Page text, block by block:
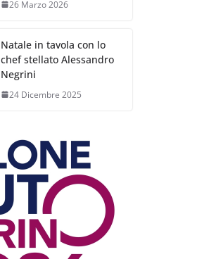
26 Marzo 2026
Natale in tavola con lo
chef stellato Alessandro
Negrini
24 Dicembre 2025